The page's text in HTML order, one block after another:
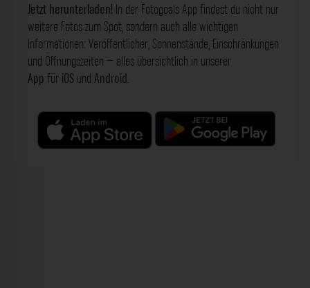
Jetzt herunterladen! In der Fotogoals App findest du nicht nur
weitere Fotos zum Spot, sondern auch alle wichtigen
Informationen: Veröffentlicher, Sonnenstände, Einschränkungen
und Öffnungszeiten – alles übersichtlich in unserer
App für iOS und Android.